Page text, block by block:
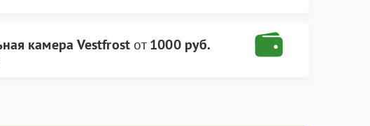
камера Vestfrostот1000 руб.